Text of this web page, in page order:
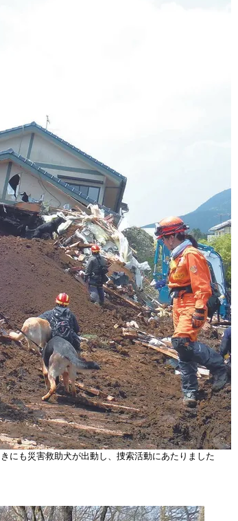
にも災害救助犬が出動し、捜索活動にあたりました